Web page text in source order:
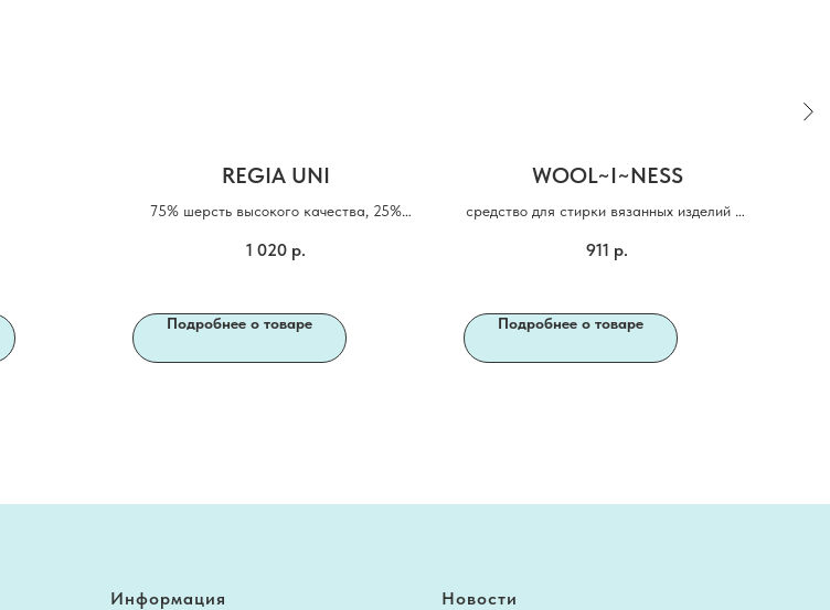
REGIA UNI
75% шерсть высокого качества, 25%
1 020 р.
Подробнее о товаре
WOOL~I~NESS
средство для стирки вязанных изделий из
911 р.
Подробнее о товаре
Информация Новости